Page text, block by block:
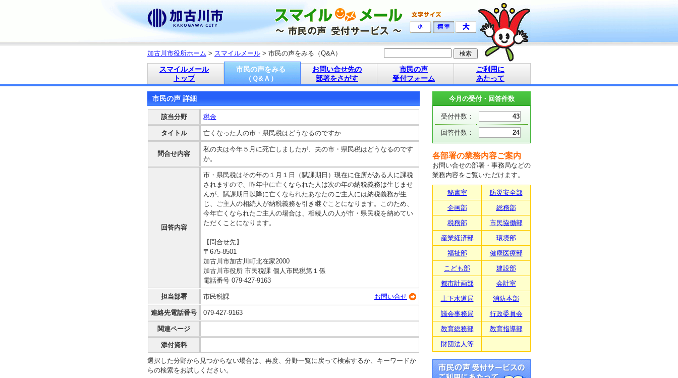
加古川市役所ホーム > スマイルメール > 市民の声をみる（Q&A）
スマイルメール
トップ
市民の声をみる
（Ｑ&Ａ）
お問い合せ先の
部署をさがす
市民の声
受付フォーム
ご利用に
あたって
市民の声 詳細
該当分野 税金
タイトル 亡くなった人の市・県民税はどうなるのですか
問合せ内容
私の夫は今年５月に死亡しましたが、夫の市・県民税はどうなるのです
か。
回答内容
市・県民税はその年の１月１日（賦課期日）現在に住所がある人に課税
されますので、昨年中に亡くなられた人は次の年の納税義務は生じませ
んが、賦課期日以降に亡くなられたあなたのご主人には納税義務が生
じ、ご主人の相続人が納税義務を引き継ぐことになります。このため、
今年亡くなられたご主人の場合は、相続人の人が市・県民税を納めてい
ただくことになります。
【問合せ先】
〒675-8501
加古川市加古川町北在家2000
加古川市役所 市民税課 個人市民税第１係
電話番号 079-427-9163
担当部署 お問い合せ
市民税課
連絡先電話番号 079-427-9163
関連ページ
添付資料
選択した分野から見つからない場合は、再度、分野一覧に戻って検索するか、キーワードか
らの検索をお試しください。
今月の受付・回答件数
受付件数： 43
回答件数： 24
各部署の業務内容ご案内
お問い合せの部署・事務局などの
業務内容をご覧いただけます。
秘書室
防災安全部
企画部
総務部
税務部
市民協働部
産業経済部
環境部
福祉部
健康医療部
こども部
建設部
都市計画部
会計室
上下水道局
消防本部
議会事務局
行政委員会
教育総務部
教育指導部
財団法人等